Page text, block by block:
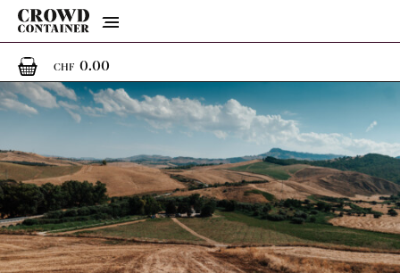
Menu
CHF 0.000 Artikel im Warenkorb